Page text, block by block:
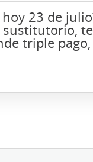
hoy 23 de
sustitutorio, te
triple